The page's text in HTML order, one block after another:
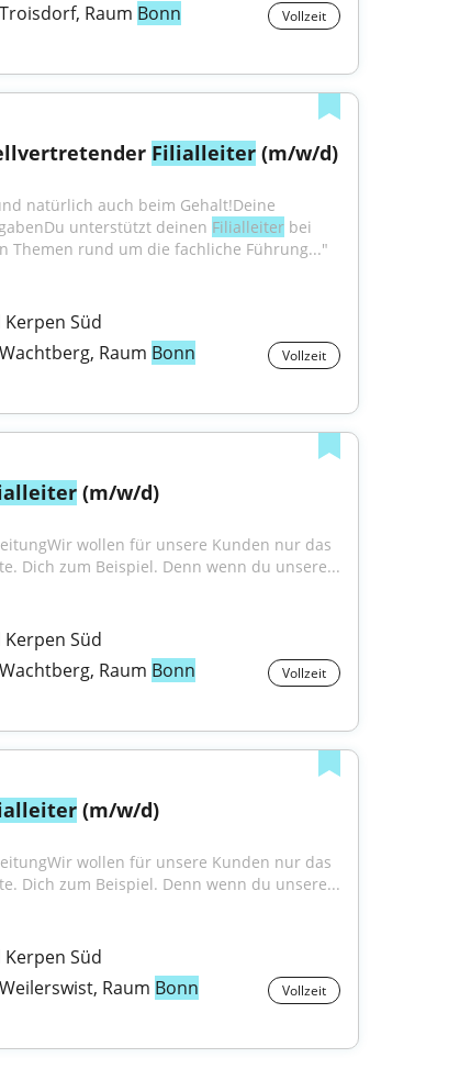
Troisdorf, Raum Bonn Vollzeit
Filialleiter (m/w/d)
natürlich auch beim Gehalt!Deine
unterstützt deinen Filialleiter bei
Themen rund um die fachliche Führung..."
Kerpen Süd
Wachtberg, Raum Bonn Vollzeit
(m/w/d)
wollen für unsere Kunden nur das
Dich zum Beispiel. Denn wenn du unsere...
Kerpen Süd
Wachtberg, Raum Bonn Vollzeit
(m/w/d)
wollen für unsere Kunden nur das
Dich zum Beispiel. Denn wenn du unsere...
Kerpen Süd
Weilerswist, Raum Bonn Vollzeit